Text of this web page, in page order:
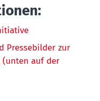
Pressebilder zur
(unten auf der